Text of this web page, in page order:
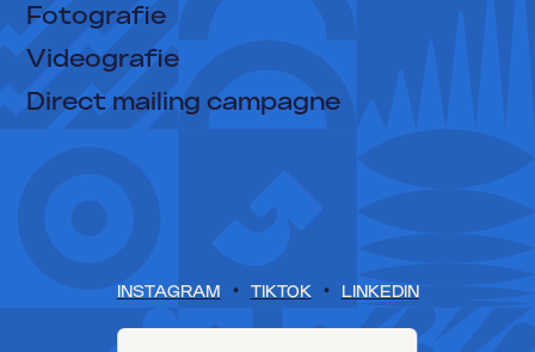
0416 23 44 50
Fotografie
Videografie
Direct mailing campagne
INSTAGRAM • TIKTOK • LINKEDIN